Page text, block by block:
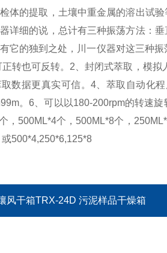
体的提取，土壤中重金属的溶出试
详细的说，总计有三种振荡方法：
它的独到之处，川一仪器对这三种
转也可反转。 2、封闭式萃取，模拟
数据更真实可信。 4、萃取自动化
。6、可以以180-200rpm的转速
，500ML*4个，500ML*8个，
500*4,250*6,125*8
风干箱TRX-24D 污泥样品干燥箱